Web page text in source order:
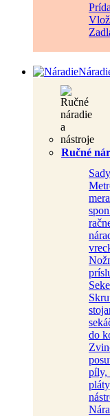
Ručné
do
píly,
pláty